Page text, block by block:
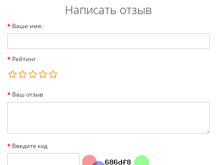
Написать отзыв
Ваше имя:
Рейтинг
Ваш отзыв
Введите код